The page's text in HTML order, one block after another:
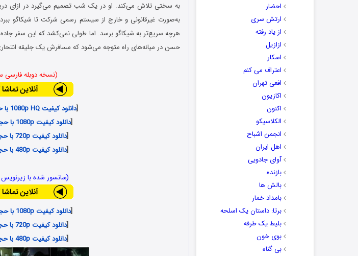
احضار
ارتش سری
از یاد رفته
ازازیل
اسکار
اعتراف می کنم
افعی تهران
اکازیون
اکنون
الکلاسیکو
انجمن اشباح
اهل ایران
آوای جادویی
بازنده
بالش ها
بامداد خمار
برتا: داستان یک اسلحه
بلیط یک‌‌ طرفه
بوی خون
بی گناه
به سختی تلاش می‌کند. او در یک شب تصمیم می‌گیرد در ازای
به‌صورت غیرقانونی و خارج از سیستم رسمی شرکت تا شیکاگو
هرچه سریع‌تر به شیکاگو برسد. اما طولی نمی‌کشد که این سفر
حسن در میانه‌های راه متوجه می‌شود که مسافرش یک جلیقه
(نسخه دوبله فارسی
[دانلود کیفیت 1080p HQ با حجم 2.25 گیگابایت
[دانلود کیفیت 1080p با حجم 1.63 گیگابایت
[دانلود کیفیت 720p با حجم 861 مگابایت
[دانلود کیفیت 480p با حجم 618 مگابایت
(سانسور شده با
[دانلود کیفیت 1080p با حجم 1.67 گیگابایت
[دانلود کیفیت 720p با حجم 838 مگابایت
[دانلود کیفیت 480p با حجم 426 مگابایت